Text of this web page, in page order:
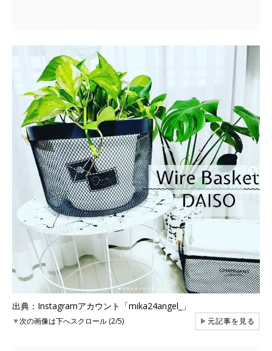
出典：Instagramアカウント「mika24angel_」
▼次の画像は下へスクロール (2/5) ▶元記事を見る